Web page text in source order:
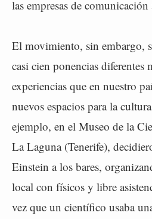
las empresas de comunicación
El movimiento, sin embargo,
casi cien ponencias diferentes
experiencias que en nuestro
nuevos espacios para la
ejemplo, en el Museo de la
La Laguna (Tenerife),
Einstein a los bares,
local con físicos y libre
vez que un científico usaba